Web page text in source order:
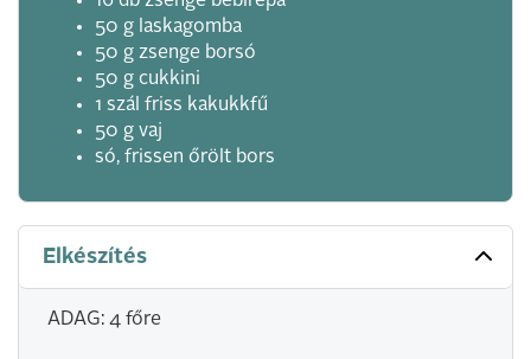
50 g laskagomba
50 g zsenge borsó
50 g cukkini
1 szál friss kakukkfű
50 g vaj
só, frissen őrölt bors
Elkészítés
ADAG: 4 főre